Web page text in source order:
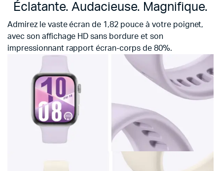
Éclatante. Audacieuse. Magnifique.
Admirez le vaste écran de 1,82 pouce à votre poignet,
avec son affichage HD sans bordure et son
impressionnant rapport écran-corps de 80%.